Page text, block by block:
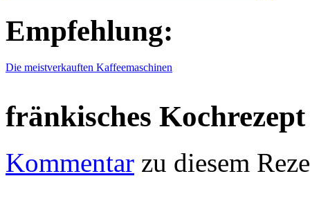
Empfehlung:
Die meistverkauften Kaffeemaschinen
fränkisches Kochrezept
Kommentar zu diesem